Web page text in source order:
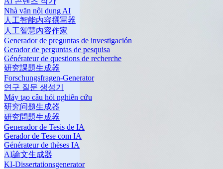
Nhà văn nội dung AI
人工智能内容撰写器
人工智慧內容作家
Generador de preguntas de investigación
Gerador de perguntas de pesquisa
Générateur de questions de recherche
研究課題生成器
Forschungsfragen-Generator
연구 질문 생성기
Máy tạo câu hỏi nghiên cứu
研究问题生成器
研究問題生成器
Generador de Tesis de IA
Gerador de Tese com IA
Générateur de thèses IA
AI論文生成器
KI-Dissertationsgenerator